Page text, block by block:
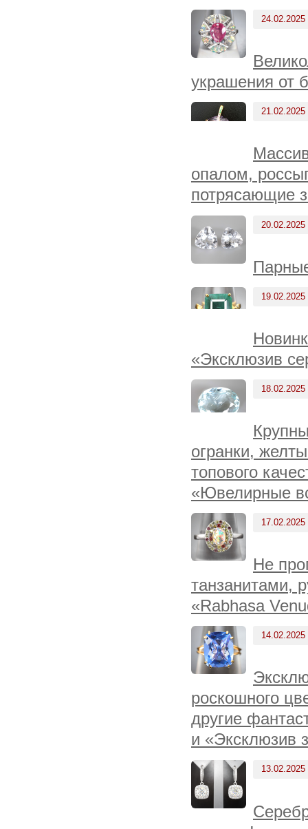
24.02.2025
украшения от
21.02.2025
опалом,
потрясающие
20.02.2025
19.02.2025
«Эксклюзив
18.02.2025
огранки,
топового
«Ювелирные
17.02.2025
Не
танзанитами,
«Rabhasa
14.02.2025
роскошного
другие
и «Эксклюзив
13.02.2025